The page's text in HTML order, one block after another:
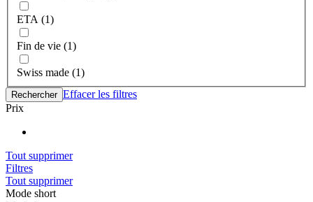
ETA (1)
Fin de vie (1)
Swiss made (1)
Rechercher Effacer les filtres
Prix
Tout supprimer
Filtres
Tout supprimer
Mode short